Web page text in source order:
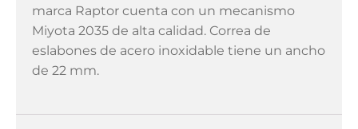
marca Raptor cuenta con un mecanismo
Miyota 2035 de alta calidad. Correa de
eslabones de acero inoxidable tiene un ancho
de 22 mm.